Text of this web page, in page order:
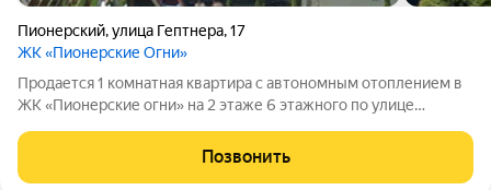
Пионерский,улица Гептнера,17
ЖК «Пионерские Огни»
Продается 1 комнатная квартира с автономным отоплением в
ЖК «Пионерские огни» на 2 этаже 6 этажного по улице
22,83 кв.м. Комната 8,93 кв.м. Кухня 7,57 кв.м.. , с/у
совмещенный , лоджия . Без
Позвонить